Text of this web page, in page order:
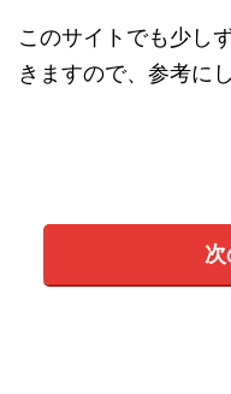
このサイトでも少し
きますので、参考に